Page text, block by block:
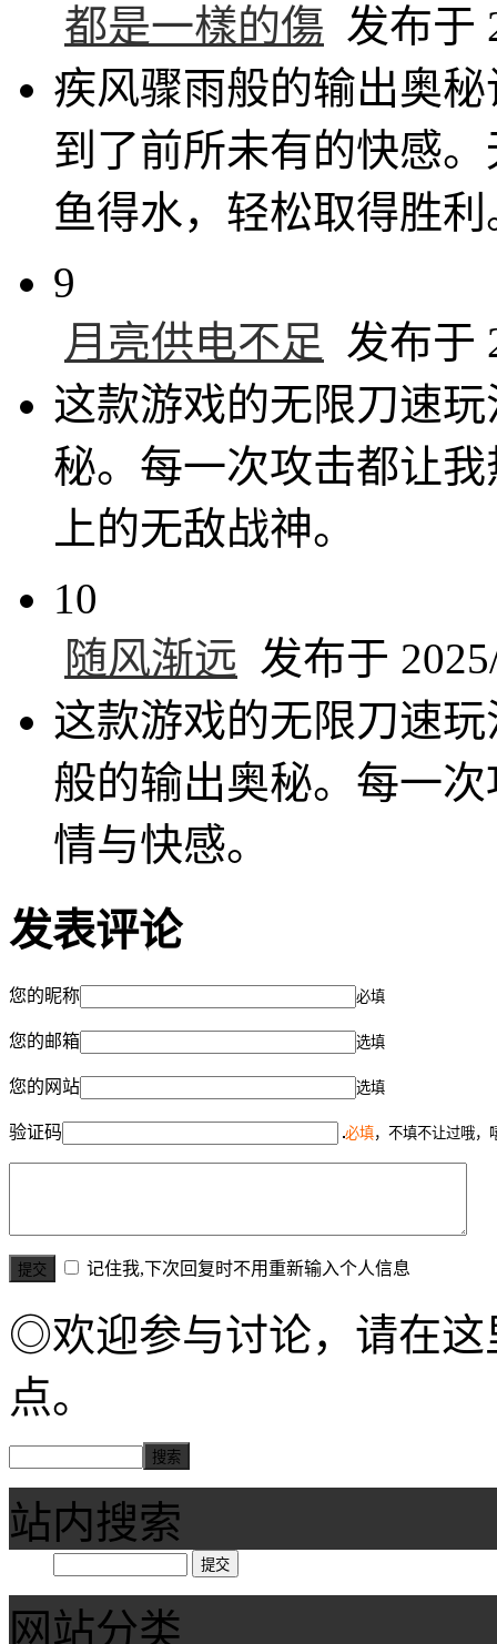
都是一樣的傷 发布于
疾风骤雨般的输出奥
到了前所未有的快感
鱼得水，轻松取得胜利
9
月亮供电不足
发布于
这款游戏的无限刀速
秘。每一次攻击都让
上的无敌战神。
10
随风渐远 发布于
这款游戏的无限刀速
般的输出奥秘。每一
情与快感。
发表评论
您的昵称 必填
您的邮箱 选填
您的网站 选填
验证码 必填，不填不让过哦，
记住我,下次回复时不用重新输入个人信息
◎欢迎参与讨论，请在这
点。
站内搜索
网站分类